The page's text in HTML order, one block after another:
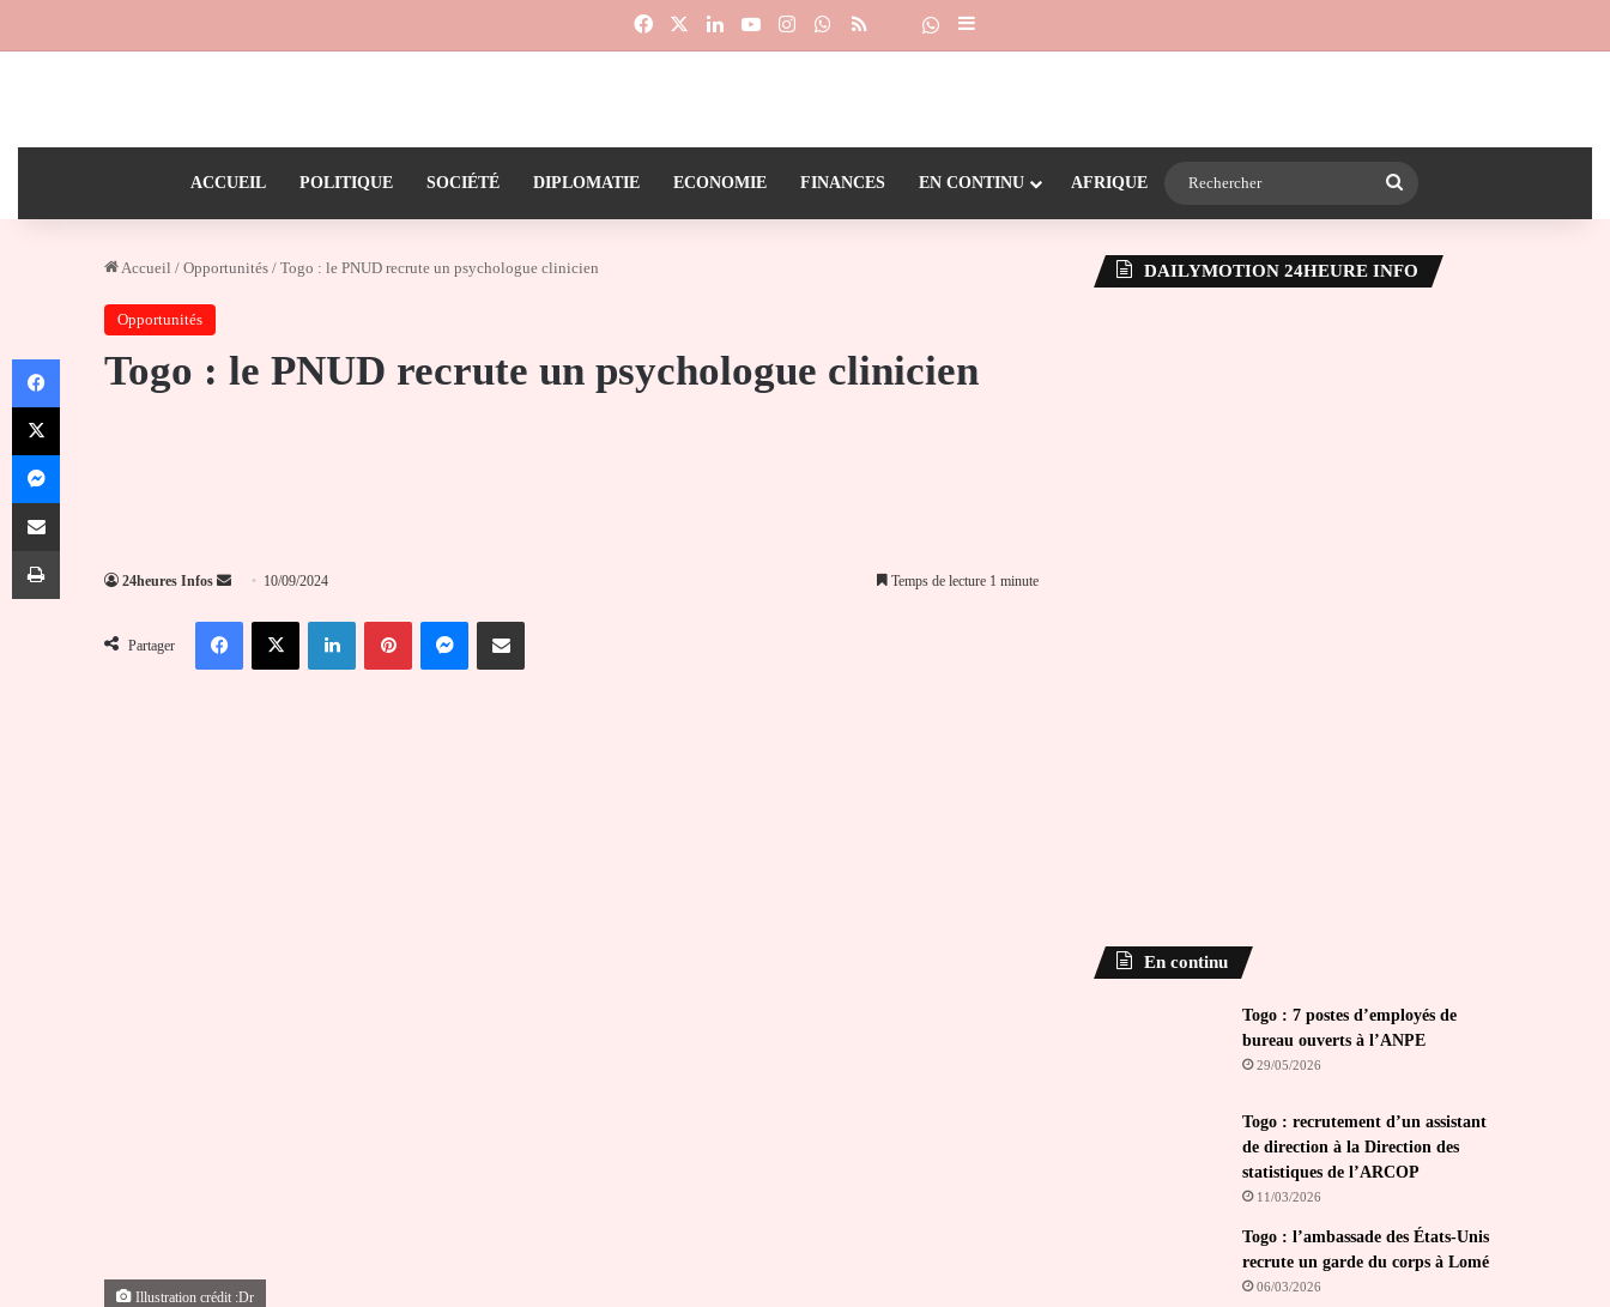
FacebookLinkedinYouTubeInstagramWhatsApp
RSS Dailymotion
Suivre la chaîne 24heureinfo sur WhatsApp
Sidebar (barre latérale)
ACCUEIL POLITIQUE SOCIÉTÉ DIPLOMATIE ECONOMIE FINANCES EN CONTINU AFRIQUE
Accueil / Opportunités / Togo : le PNUD recrute un psychologue clinicien
Opportunités
Togo : le PNUD recrute un psychologue clinicien
24heures Infos
Envoyer
courriel
10/09/2024 Temps de lecture 1 minute
Partager
FacebookX LinkedinPinterestMessengerPartager par email
Illustration crédit :Dr
DAILYMOTION 24HEURE INFO
En continu
Togo : 7 postes d’employés de
bureau ouverts à l’ANPE
29/05/2026
Togo : recrutement d’un assistant
de direction à la Direction des
statistiques de l’ARCOP
11/03/2026
Togo : l’ambassade des États-Unis
recrute un garde du corps à Lomé
06/03/2026
Facebook
X
Messenger
Partager par email